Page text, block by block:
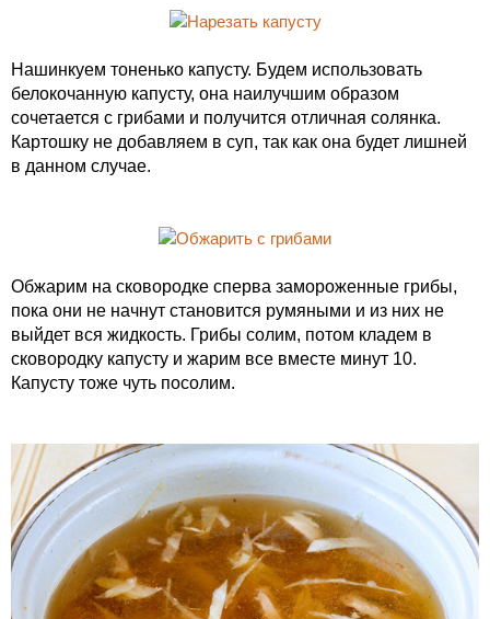
Нашинкуем тоненько капусту. Будем использовать
белокочанную капусту, она наилучшим образом
сочетается с грибами и получится отличная солянка.
Картошку не добавляем в суп, так как она будет лишней
в данном случае.
Обжарим на сковородке сперва замороженные грибы,
пока они не начнут становится румяными и из них не
выйдет вся жидкость. Грибы солим, потом кладем в
сковородку капусту и жарим все вместе минут 10.
Капусту тоже чуть посолим.